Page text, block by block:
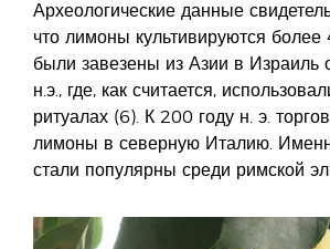
Археологические данные
что лимоны культивируются более
были завезены из Азии в Израиль
н.э., где, как считается,
ритуалах (6). К 200 году н. э.
лимоны в северную Италию.
стали популярны среди римской